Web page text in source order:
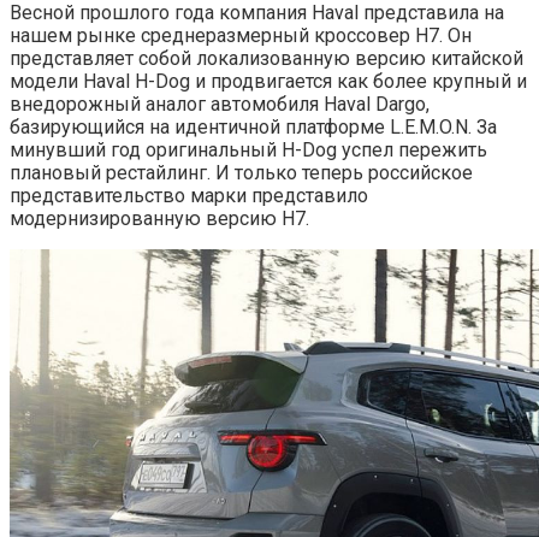
Весной прошлого года компания Haval представила на
нашем рынке среднеразмерный кроссовер H7. Он
представляет собой локализованную версию китайской
модели Haval H-Dog и продвигается как более крупный и
внедорожный аналог автомобиля Haval Dargo,
базирующийся на идентичной платформе L.E.M.O.N. За
минувший год оригинальный H-Dog успел пережить
плановый рестайлинг. И только теперь российское
представительство марки представило
модернизированную версию H7.